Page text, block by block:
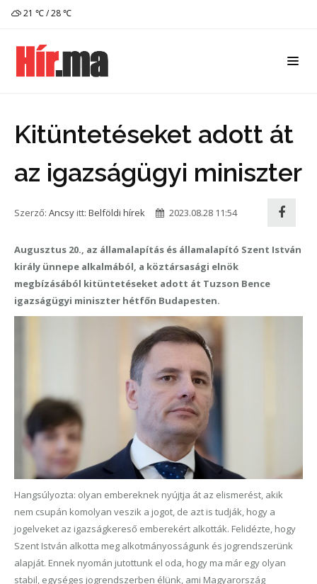
21 ℃ / 28 ℃
Kitüntetéseket adott át
az igazságügyi miniszter
Szerző: Ancsy itt: Belföldi hírek 2023.08.28 11:54
Augusztus 20., az államalapítás és államalapító Szent István
király ünnepe alkalmából, a köztársasági elnök
megbízásából kitüntetéseket adott át Tuzson Bence
igazságügyi miniszter hétfőn Budapesten.
Hangsúlyozta: olyan embereknek nyújtja át az elismerést, akik
nem csupán komolyan veszik a jogot, de azt is tudják, hogy a
jogelveket az igazságkereső emberekért alkották. Felidézte, hogy
Szent István alkotta meg alkotmányosságunk és jogrendszerünk
alapját. Ennek nyomán jutottunk el oda, hogy ma már egy olyan
stabil, egységes jogrendszerben élünk, ami Magyarország